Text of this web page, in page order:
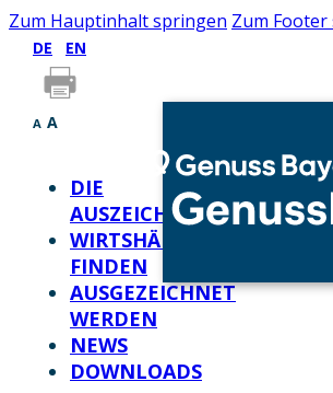
Zum Hauptinhalt springen Zum
DE EN
A A
DIE
AUSZEICHNUNG
WIRTSHÄUSER
FINDEN
AUSGEZEICHNET
WERDEN
NEWS
DOWNLOADS